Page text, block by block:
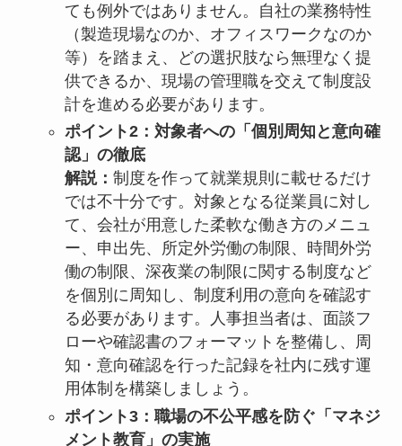
ても例外ではありません。自社の業務特性
（製造現場なのか、オフィスワークなのか
等）を踏まえ、どの選択肢なら無理なく提
供できるか、現場の管理職を交えて制度設
計を進める必要があります。
ポイント2：対象者への「個別周知と意向確
認」の徹底
解説： 制度を作って就業規則に載せるだけ
では不十分です。対象となる従業員に対し
て、会社が用意した柔軟な働き方のメニュ
ー、申出先、所定外労働の制限、時間外労
働の制限、深夜業の制限に関する制度など
を個別に周知し、制度利用の意向を確認す
る必要があります。人事担当者は、面談フ
ローや確認書のフォーマットを整備し、周
知・意向確認を行った記録を社内に残す運
用体制を構築しましょう。
ポイント3：職場の不公平感を防ぐ「マネジ
メント教育」の実施